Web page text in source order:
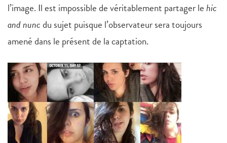
l’image. Il est impossible de véritablement partager lehic
and nuncdu sujet puisque l’observateur sera toujours
amené dans le présent de la captation.